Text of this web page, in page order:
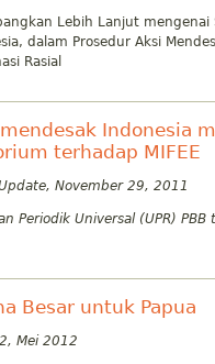
Lebih Lanjut mengenai
dalam Prosedur Aksi
Rasial
Indonesia
terhadap MIFEE
November 29, 2011
Periodik Universal (UPR)
Besar untuk Papua
Mei 2012